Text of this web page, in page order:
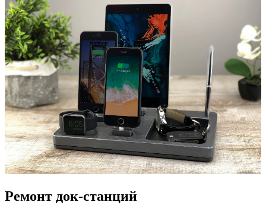
аудиоусилителей
авто акустики, автомобильной акустики
авто мониторов
автохолодильников
автокондиционера
автоматики для генераторов
автоматики управления
автоматики вентустановок
автомобильных телевизоров
автомоек
автотрансформаторов
багги
бактерицидной лампы
беговых дорожек
бензобуров
бензогенераторов
бензоножниц
бензорезов
Ремонт док-станций